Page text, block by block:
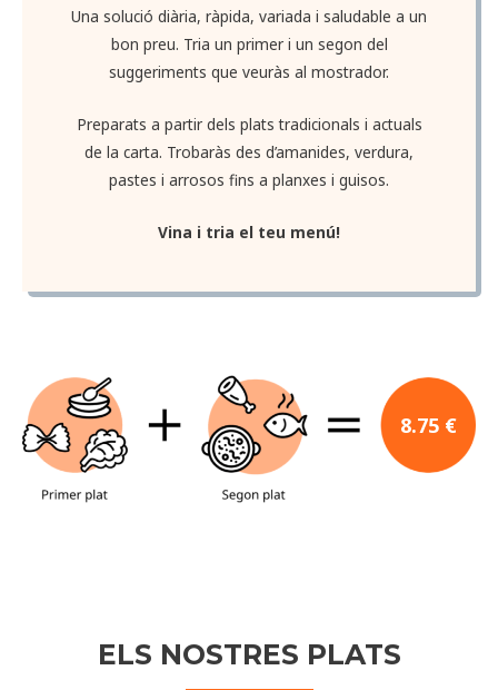
Una solució diària, ràpida, variada i saludable a un
bon preu. Tria un primer i un segon del
suggeriments que veuràs al mostrador.
Preparats a partir dels plats tradicionals i actuals
de la carta. Trobaràs des d’amanides, verdura,
pastes i arrosos fins a planxes i guisos.
Vina i tria el teu menú!
8.75 €
ELS NOSTRES PLATS